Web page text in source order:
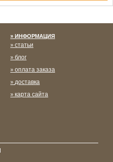
ИНФОРМАЦИЯ
статьи
блог
оплата заказа
доставка
карта сайта